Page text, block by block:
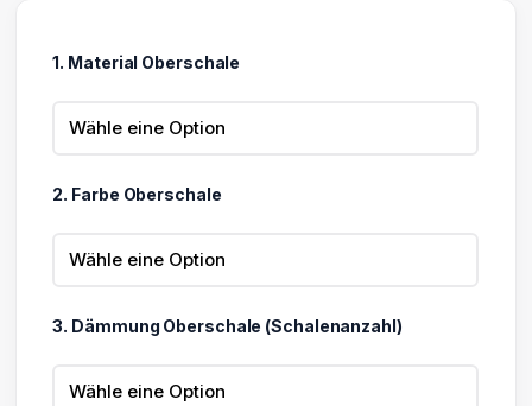
bis
661,34 €
1. Material Oberschale
2. Farbe Oberschale
3. Dämmung Oberschale (Schalenanzahl)